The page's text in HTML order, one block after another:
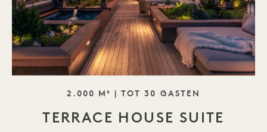
TAGLINE
2.000 M² | TOT 30 GASTEN
TERRACE HOUSE SUITE